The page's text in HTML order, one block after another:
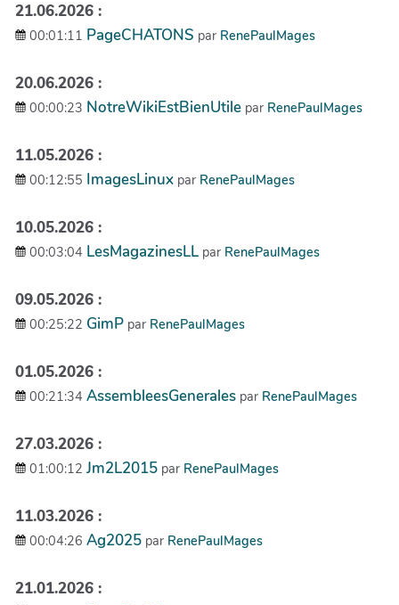
21.06.2026 :
00:01:11 PageCHATONS par RenePaulMages
20.06.2026 :
00:00:23 NotreWikiEstBienUtile par RenePaulMages
11.05.2026 :
00:12:55 ImagesLinux par RenePaulMages
10.05.2026 :
00:03:04 LesMagazinesLL par RenePaulMages
09.05.2026 :
00:25:22 GimP par RenePaulMages
01.05.2026 :
00:21:34 AssembleesGenerales par RenePaulMages
27.03.2026 :
01:00:12 Jm2L2015 par RenePaulMages
11.03.2026 :
00:04:26 Ag2025 par RenePaulMages
21.01.2026 :